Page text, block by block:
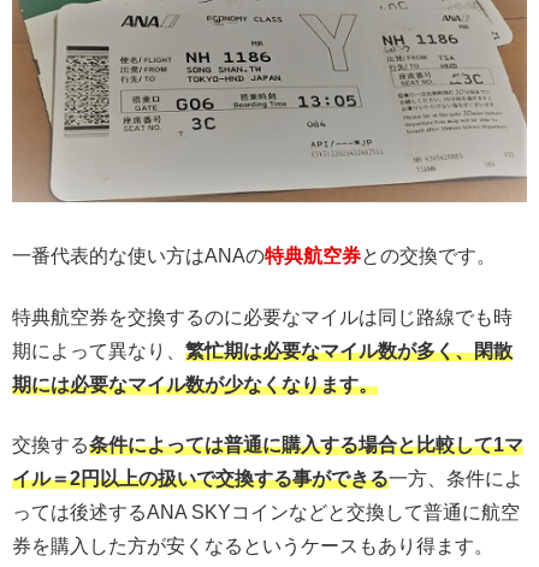
一番代表的な使い方はANAの特典航空券との交換です。
特典航空券を交換するのに必要なマイルは同じ路線でも時
期によって異なり、 繁忙期は必要なマイル数が多く、閑散
期には必要なマイル数が少なくなります。
交換する条件によっては普通に購入する場合と比較して1マ
イル＝2円以上の扱いで交換する事ができる一方、条件によ
っては後述するANA SKYコインなどと交換して普通に航空
券を購入した方が安くなるというケースもあり得ます。